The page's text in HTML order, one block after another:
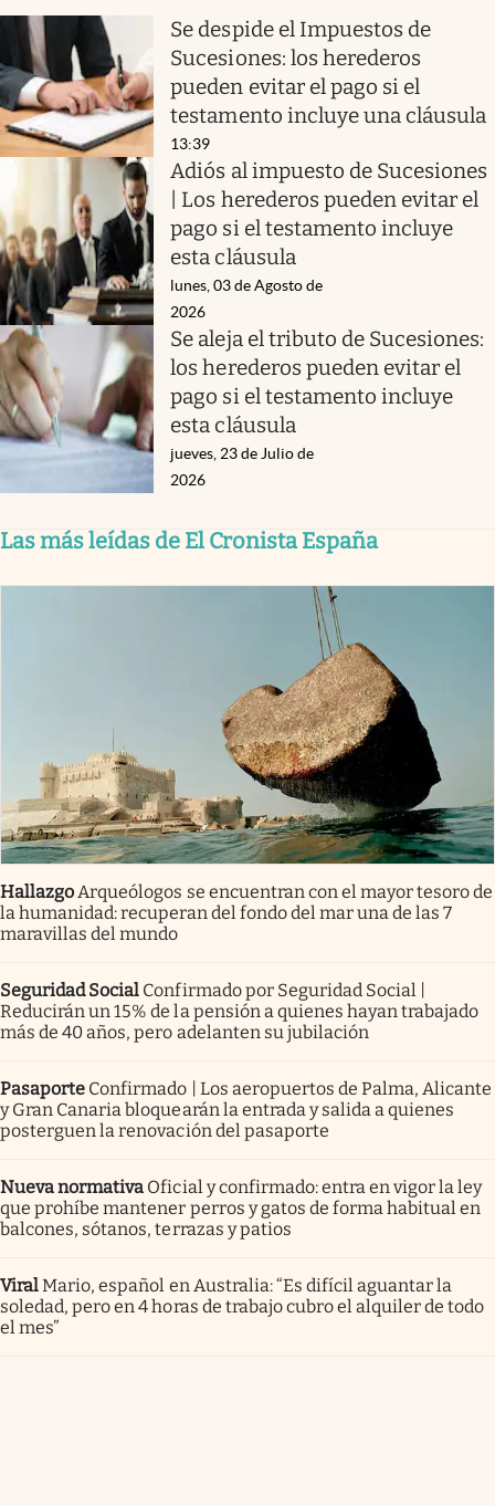
Se despide el Impuestos de
Sucesiones: los herederos
pueden evitar el pago si el
testamento incluye una cláusula
13:39
Adiós al impuesto de Sucesiones
| Los herederos pueden evitar el
pago si el testamento incluye
esta cláusula
lunes, 03 de Agosto de
2026
Se aleja el tributo de Sucesiones:
los herederos pueden evitar el
pago si el testamento incluye
esta cláusula
jueves, 23 de Julio de
2026
Las más leídas de El Cronista España
Hallazgo Arqueólogos se encuentran con el mayor tesoro de
la humanidad: recuperan del fondo del mar una de las 7
maravillas del mundo
Seguridad Social Confirmado por Seguridad Social |
Reducirán un 15% de la pensión a quienes hayan trabajado
más de 40 años, pero adelanten su jubilación
Pasaporte Confirmado | Los aeropuertos de Palma, Alicante
y Gran Canaria bloquearán la entrada y salida a quienes
posterguen la renovación del pasaporte
Nueva normativa Oficial y confirmado: entra en vigor la ley
que prohíbe mantener perros y gatos de forma habitual en
balcones, sótanos, terrazas y patios
ViralMario, español en Australia: “Es difícil aguantar la
soledad, pero en 4 horas de trabajo cubro el alquiler de todo
el mes”